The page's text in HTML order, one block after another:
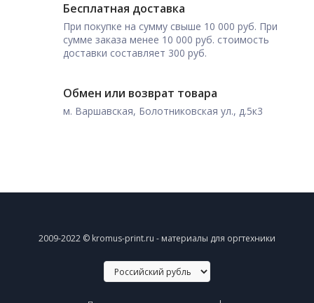
Бесплатная доставка
При покупке на сумму свыше 10 000 руб. При
сумме заказа менее 10 000 руб. стоимость
доставки составляет 300 руб.
Обмен или возврат товара
м. Варшавская, Болотниковская ул., д.5к3
2009-2022 © kromus-print.ru - материалы для оргтехники